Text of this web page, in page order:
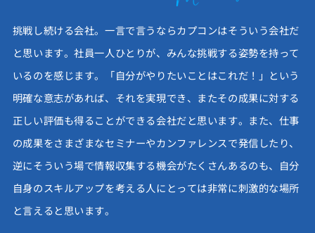
挑戦し続ける会社。一言で言うならカプコンはそういう会社だ
と思います。社員一人ひとりが、みんな挑戦する姿勢を持って
いるのを感じます。「自分がやりたいことはこれだ！」という
明確な意志があれば、それを実現でき、またその成果に対する
正しい評価も得ることができる会社だと思います。また、仕事
の成果をさまざまなセミナーやカンファレンスで発信したり、
逆にそういう場で情報収集する機会がたくさんあるのも、自分
自身のスキルアップを考える人にとっては非常に刺激的な場所
と言えると思います。